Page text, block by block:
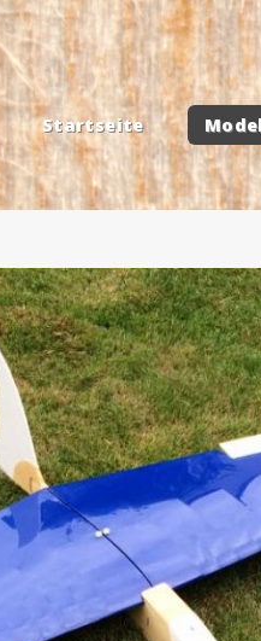
Startseite